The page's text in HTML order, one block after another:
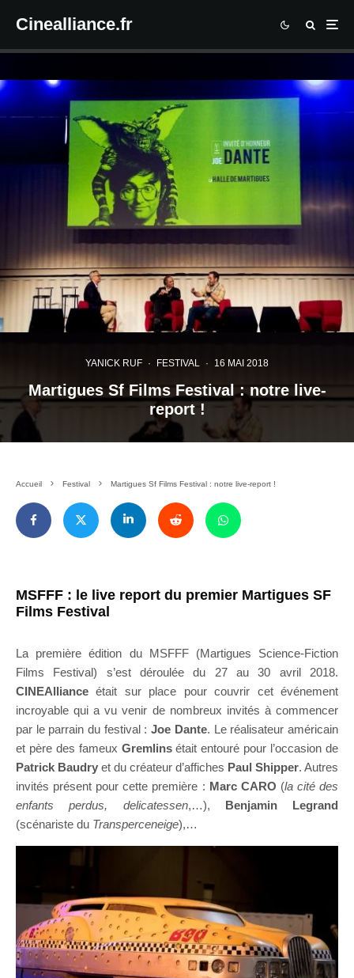
Cinealliance.fr
YANICK RUF · FESTIVAL · 16 MAI 2018
Martigues Sf Films Festival : notre live-
report !
Accueil Festival Martigues Sf Films Festival : notre live-report !
MSFFF : le live report du premier Martigues SF
Films Festival
La première édition du MSFFF (Martigues Science-Fiction
Films Festival) s’est déroulée du 27 au 30 avril 2018.
CINEAlliance était sur place pour couvrir cet événement
incroyable qui a vu venir de nombreux invités à commencer
par le parrain du festival :Joe Dante. Le réalisateur américain
et père des fameux Gremlinsétait entouré pour l’occasion de
Patrick Baudry et du créateur d’affiches Paul Shipper. Autres
invités présent pour cette première : Marc CARO (la cité des
enfants perdus, delicatessen,…), Benjamin Legrand
(scénariste du Transperceneige),…